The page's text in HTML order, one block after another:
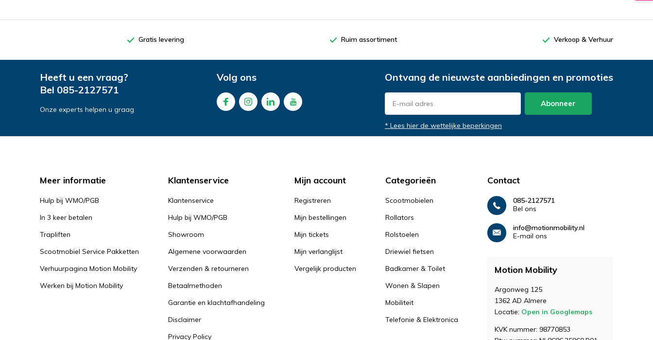
Gratis levering Ruim assortiment Verkoop & Verhuur
Heeft u een vraag?
Bel 085-2127571
Onze experts helpen u graag
Volg ons Ontvang de nieuwste aanbiedingen en promoties
Abonneer
* Lees hier de wettelijke beperkingen
Meer informatie
Hulp bij WMO/PGB
In 3 keer betalen
Trapliften
Scootmobiel Service Pakketten
Verhuurpagina Motion Mobility
Werken bij Motion Mobility
Klantenservice
Klantenservice
Hulp bij WMO/PGB
Showroom
Algemene voorwaarden
Verzenden & retourneren
Betaalmethoden
Garantie en klachtafhandeling
Disclaimer
Privacy Policy
Mijn account
Registreren
Mijn bestellingen
Mijn tickets
Mijn verlanglijst
Vergelijk producten
Categorieën
Scootmobielen
Rollators
Rolstoelen
Driewiel fietsen
Badkamer & Toilet
Wonen & Slapen
Mobiliteit
Telefonie & Elektronica
Contact
085-2127571
Bel ons
info@motionmobility.nl
E-mail ons
Motion Mobility
Argonweg 125
1362 AD Almere
Locatie: Open in Googlemaps
KVK nummer: 98770853